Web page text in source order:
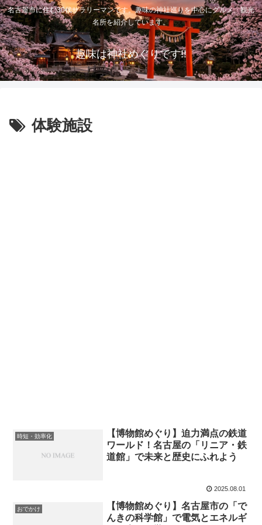
名古屋市に住む30代サラリーマンです。趣味の神社巡りを中心にグルメ、観光
名所を紹介しています。
趣味は神社めぐりです!!
体験施設
時短・効率化
【博物館めぐり】迫力満点の鉄道
ワールド！名古屋の「リニア・鉄
道館」で未来と歴史にふれよう
2025.08.01
おでかけ
【博物館めぐり】名古屋市の「で
んきの科学館」で電気とエネルギ